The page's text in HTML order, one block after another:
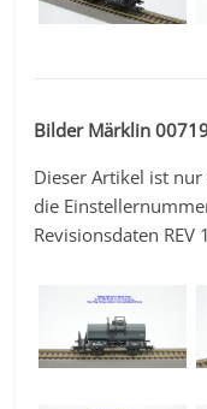
Bilder Märklin
Dieser Artikel ist
die
Revisionsdaten